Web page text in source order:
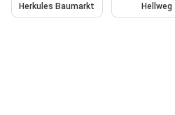
Herkules Baumarkt Hellweg